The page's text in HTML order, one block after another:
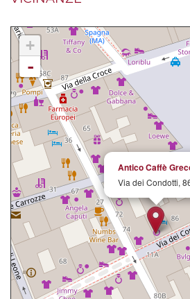
Antico Caffè
Via dei Condotti,
+
-